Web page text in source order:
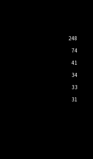
248
74
41
34
33
31